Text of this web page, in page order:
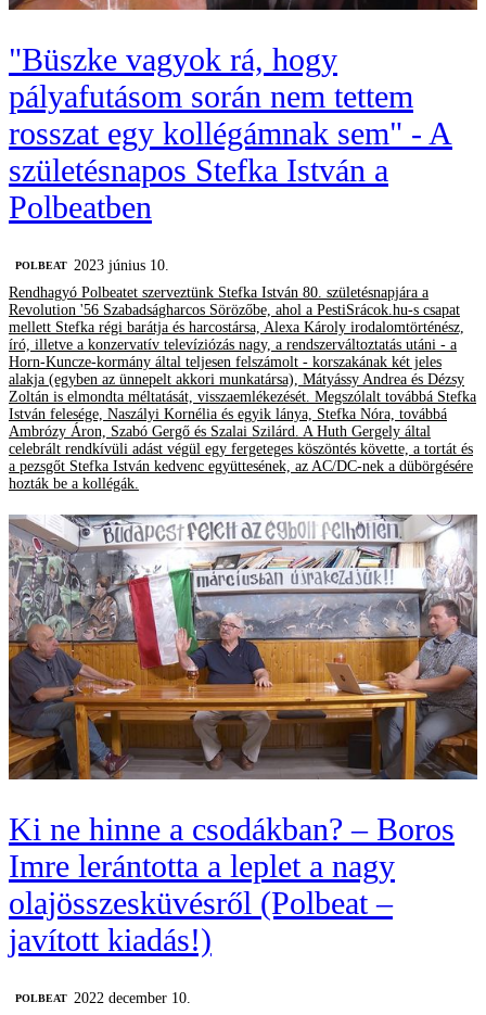
"Büszke vagyok rá, hogy
pályafutásom során nem tettem
rosszat egy kollégámnak sem" - A
születésnapos Stefka István a
Polbeatben
‎POLBEAT 2023 június 10.
Rendhagyó Polbeatet szerveztünk Stefka István 80. születésnapjára a
Revolution '56 Szabadságharcos Sörözőbe, ahol a PestiSrácok.hu-s csapat
mellett Stefka régi barátja és harcostársa, Alexa Károly irodalomtörténész,
író, illetve a konzervatív televíziózás nagy, a rendszerváltoztatás utáni - a
Horn-Kuncze-kormány által teljesen felszámolt - korszakának két jeles
alakja (egyben az ünnepelt akkori munkatársa), Mátyássy Andrea és Dézsy
Zoltán is elmondta méltatását, visszaemlékezését. Megszólalt továbbá Stefka
István felesége, Naszályi Kornélia és egyik lánya, Stefka Nóra, továbbá
Ambrózy Áron, Szabó Gergő és Szalai Szilárd. A Huth Gergely által
celebrált rendkívüli adást végül egy fergeteges köszöntés követte, a tortát és
a pezsgőt Stefka István kedvenc együttesének, az AC/DC-nek a dübörgésére
hozták be a kollégák.
Ki ne hinne a csodákban? – Boros
Imre lerántotta a leplet a nagy
olajösszesküvésről (Polbeat –
javított kiadás!)
‎POLBEAT
2022 december 10.